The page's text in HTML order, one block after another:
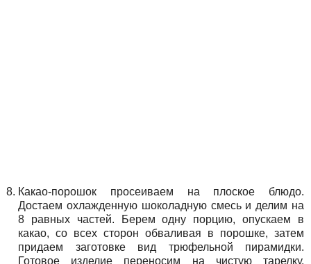
Какао-порошок просеиваем на плоское блюдо.
Достаем охлажденную шоколадную смесь и делим на
8 равных частей. Берем одну порцию, опускаем в
какао, со всех сторон обваливая в порошке, затем
придаем заготовке вид трюфельной пирамидки.
Готовое изделие переносим на чистую тарелку.